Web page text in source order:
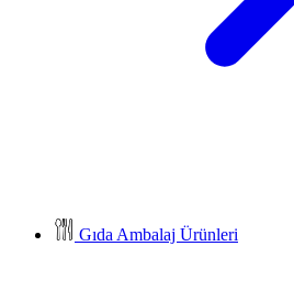
Gıda Ambalaj Ürünleri